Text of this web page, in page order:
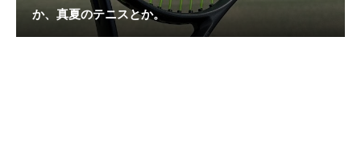
か、真夏のテニスとか。